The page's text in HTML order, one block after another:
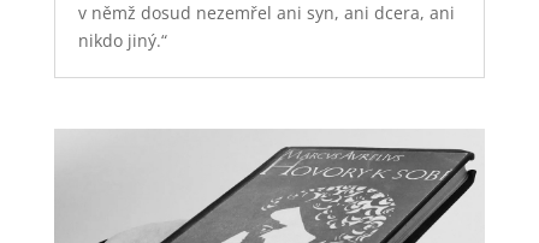
v němž dosud nezemřel ani syn, ani dcera, ani
nikdo jiný.“